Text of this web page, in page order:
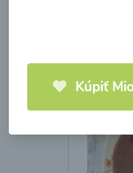
Kúpiť